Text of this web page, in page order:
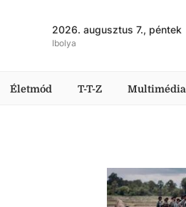
2026. augusztus 7., péntek
Ibolya
Életmód T-T-Z Multimédia